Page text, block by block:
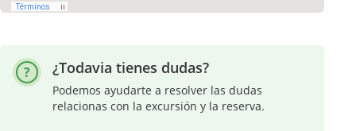
¿Todavia tienes dudas?
Podemos ayudarte a resolver las dudas
relacionas con la excursión y la reserva.